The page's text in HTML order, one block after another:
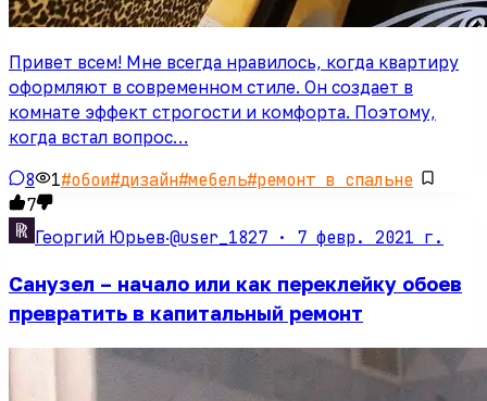
Привет всем! Мне всегда нравилось, когда квартиру
оформляют в современном стиле. Он создает в
комнате эффект строгости и комфорта. Поэтому,
когда встал вопрос…
8 1#обои#дизайн#мебель#ремонт в спальне
7
Георгий Юрьев·@user_1827 · 7 февр. 2021 г.
Санузел – начало или как переклейку обоев
превратить в капитальный ремонт